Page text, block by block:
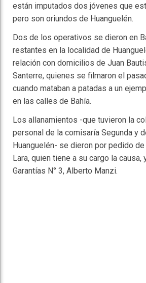
están imputados dos jóvenes que
pero son oriundos de Huanguelén.
Dos de los operativos se dieron en
restantes en la localidad de
relación con domicilios de Juan
Santerre, quienes se filmaron el
cuando mataban a patadas a un
en las calles de Bahía.
Los allanamientos -que tuvieron la
personal de la comisaría Segunda y
Huanguelén- se dieron por pedido
Lara, quien tiene a su cargo la causa,
Garantías N° 3, Alberto Manzi.